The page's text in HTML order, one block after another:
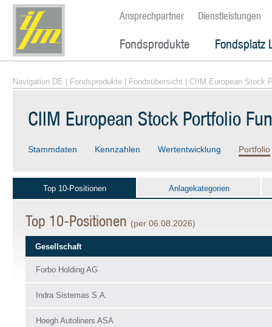
Ansprechpartner Dienstleistungen
Fondsprodukte Fondsplatz
Navigation DE Fondsprodukte Fondsübersicht | CIIM European Stock
CIIM European Stock Portfolio
Stammdaten Kennzahlen Wertentwicklung Portfolio
Top 10-Positionen Anlagekategorien
Top 10-Positionen (per 06.08.2026)
Gesellschaft
Forbo Holding AG
Indra Sistemas S.A.
Hoegh Autoliners ASA